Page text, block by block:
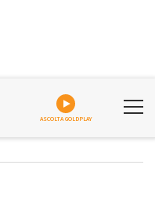
ASCOLTA GOLDPLAY